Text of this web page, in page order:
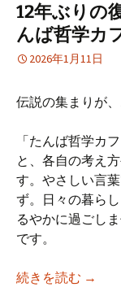
12年ぶりの
んば哲学カ
2026年1月11日
伝説の集まりが
「たんば哲学カ
と、各自の考え
す。やさしい言
ず。日々の暮ら
るやかに過ごし
です。
続きを読む 12年
→